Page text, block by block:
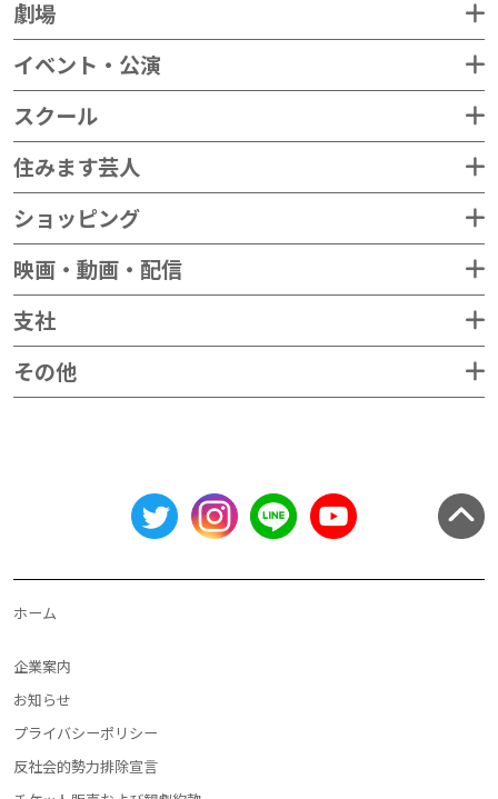
劇場
イベント・公演
スクール
住みます芸人
ショッピング
映画・動画・配信
支社
その他
ホーム
企業案内
お知らせ
プライバシーポリシー
反社会的勢力排除宣言